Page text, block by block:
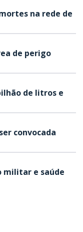
na rede de
de perigo
de litros e
convocada
militar e saúde